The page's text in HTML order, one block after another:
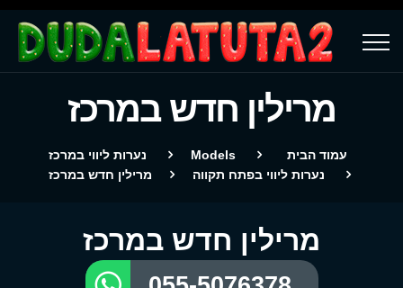
מרילין חדש במרכז
עמוד הבית Models
נערות ליווי במרכז
נערות ליווי בפתח תקווה
מרילין חדש במרכז
מרילין חדש במרכז